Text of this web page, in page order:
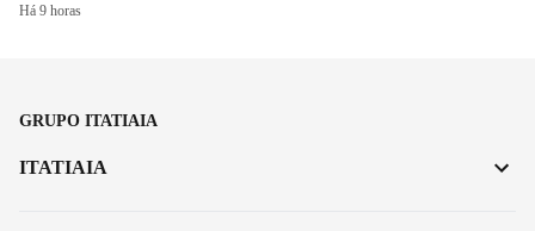
Há 9 horas
GRUPO ITATIAIA
ITATIAIA